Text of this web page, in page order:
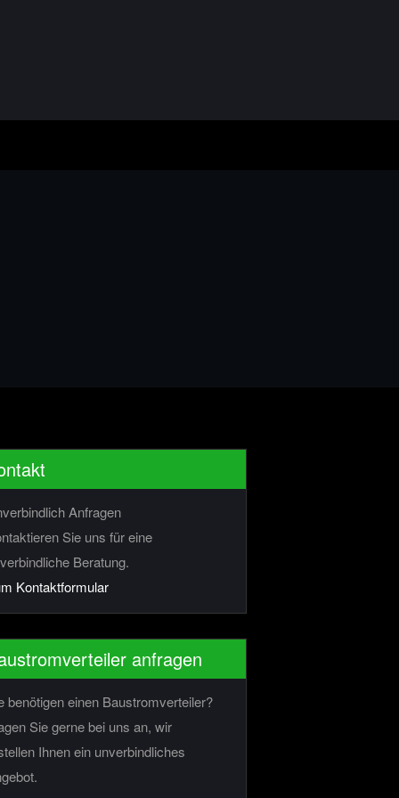
Anfragen
Sie uns für eine
Beratung.
Kontaktformular
anfragen
benötigen einen Baustromverteiler?
Sie gerne bei uns an, wir
Ihnen ein unverbindliches